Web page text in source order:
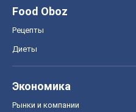
Food Oboz
Рецепты
Диеты
Экономика
Рынки и компании